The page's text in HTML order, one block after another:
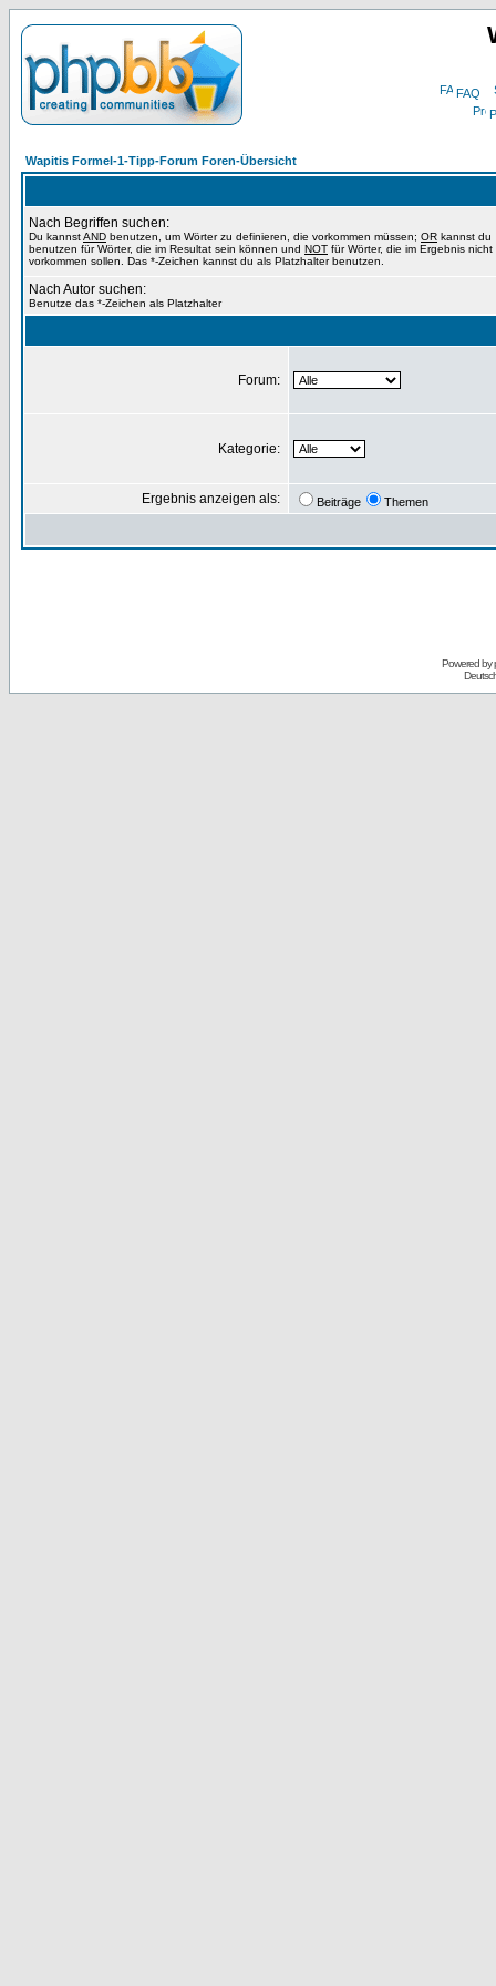
FAQ
Wapitis Formel-1-Tipp-Forum Foren-Übersicht
Nach Begriffen suchen:
Du kannstAND benutzen, um Wörter zu definieren, die vorkommen müssen; OR kannst du
benutzen für Wörter, die im Resultat sein können und NOT für Wörter, die im Ergebnis nicht
vorkommen sollen. Das *-Zeichen kannst du als Platzhalter benutzen.
Nach Autor suchen:
Benutze das *-Zeichen als Platzhalter
Forum:
Kategorie:
Ergebnis anzeigen als: Beiträge Themen
Powered by